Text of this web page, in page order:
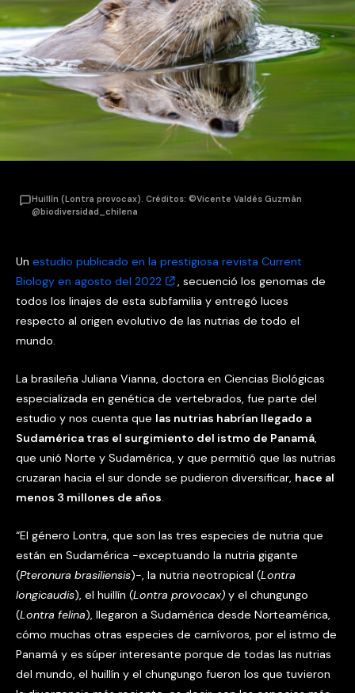
Huillín (Lontra provocax). Créditos: ©Vicente Valdés Guzmán
@biodiversidad_chilena
Un estudio publicado en la prestigiosa revista Current
Biology en agosto del 2022
, secuenció los genomas de
todos los linajes de esta subfamilia y entregó luces
respecto al origen evolutivo de las nutrias de todo el
mundo.
La brasileña Juliana Vianna, doctora en Ciencias Biológicas
especializada en genética de vertebrados, fue parte del
estudio y nos cuenta que las nutrias habrían llegado a
Sudamérica tras el surgimiento del istmo de Panamá,
que unió Norte y Sudamérica, y que permitió que las nutrias
cruzaran hacia el sur donde se pudieron diversificar, hace al
menos 3 millones de años.
“El género Lontra, que son las tres especies de nutria que
están en Sudamérica -exceptuando la nutria gigante
(Pteronura brasiliensis)-, la nutria neotropical (Lontra
longicaudis), el huillín (Lontra provocax) y el chungungo
(Lontra felina), llegaron a Sudamérica desde Norteamérica,
cómo muchas otras especies de carnívoros, por el istmo de
Panamá y es súper interesante porque de todas las nutrias
del mundo, el huillín y el chungungo fueron los que tuvieron